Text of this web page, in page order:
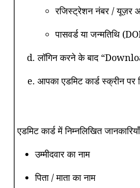
रजिस्ट्रेशन नंबर / यूज़र
पासवर्ड या जन्मतिथि
लॉगिन करने के बाद
आपका एडमिट कार्ड स्क्रीन पर
एडमिट कार्ड में निम्नलिखित
उम्मीदवार का नाम
पिता / माता का नाम